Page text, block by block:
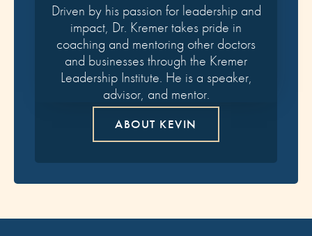
Driven by his passion for leadership and
impact, Dr. Kremer takes pride in
coaching and mentoring other doctors
and businesses through the Kremer
Leadership Institute. He is a speaker,
advisor, and mentor.
ABOUT KEVIN